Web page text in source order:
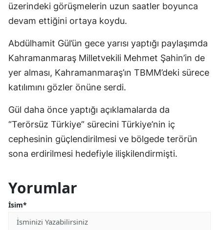
üzerindeki görüşmelerin uzun saatler boyunca
devam ettiğini ortaya koydu.
Abdülhamit Gül’ün gece yarısı yaptığı paylaşımda
Kahramanmaraş Milletvekili Mehmet Şahin’in de
yer alması, Kahramanmaraş’ın TBMM’deki sürece
katılımını gözler önüne serdi.
Gül daha önce yaptığı açıklamalarda da
“Terörsüz Türkiye” sürecini Türkiye’nin iç
cephesinin güçlendirilmesi ve bölgede terörün
sona erdirilmesi hedefiyle ilişkilendirmişti.
Yorumlar
İsim*